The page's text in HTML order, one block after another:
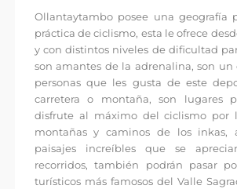
Ollantaytambo posee una geografía
práctica de ciclismo, esta le ofrece
y con distintos niveles de dificultad
son amantes de la adrenalina, son un
personas que les gusta de este
carretera o montaña, son lugares
disfrute al máximo del ciclismo por
montañas y caminos de los inkas,
paisajes increíbles que se
recorridos, también podrán pasar
turísticos más famosos del Valle